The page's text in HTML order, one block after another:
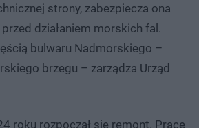
strony, zabezpiecza ona
działaniem morskich fal.
bulwaru Nadmorskiego –
brzegu – zarządza Urząd
roku rozpoczął się remont. Prace